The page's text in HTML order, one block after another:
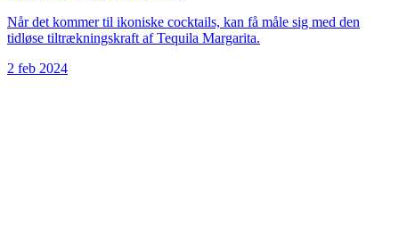
Når det kommer til ikoniske cocktails, kan få måle sig med den
tidløse tiltrækningskraft af Tequila Margarita.
2 feb 2024